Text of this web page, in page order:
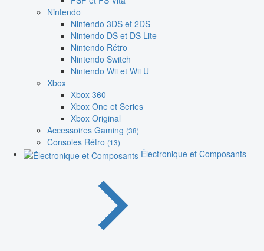
Nintendo
Nintendo 3DS et 2DS
Nintendo DS et DS Lite
Nintendo Rétro
Nintendo Switch
Nintendo Wii et Wii U
Xbox
Xbox 360
Xbox One et Series
Xbox Original
Accessoires Gaming (38)
Consoles Rétro (13)
Électronique et Composants